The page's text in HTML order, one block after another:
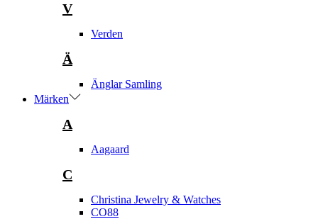
V
Verden
Ä
Änglar Samling
Märken
A
Aagaard
C
Christina Jewelry & Watches
CO88